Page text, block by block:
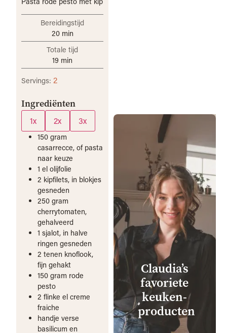
Bereidingstijd
20 min
Totale tijd
19 min
Servings:2
Ingrediënten
1x 2x 3x
150 gram
casarrecce, of pasta
naar keuze
1 el olijfolie
2 kipfilets, in blokjes
gesneden
250 gram
cherrytomaten,
gehalveerd
1 sjalot, in halve
ringen gesneden
2 tenen knoflook,
fijn gehakt
150 gram rode
pesto
2 flinke el creme
fraiche
handje verse
basilicum en
Claudia’s
favoriete
keuken­
producten